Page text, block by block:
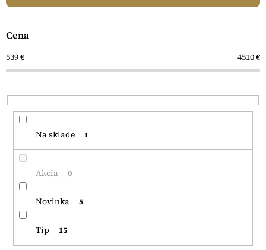
e
r
o
d
u
t
Cena
539€ 4510€
Na sklade 1
Akcia 0
Novinka 5
Tip 15